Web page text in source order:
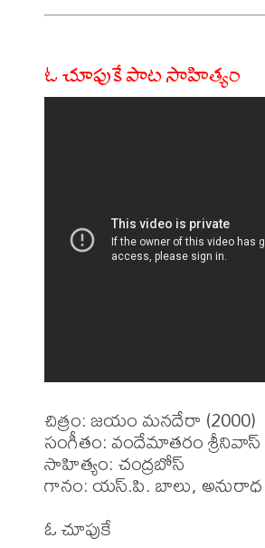
ఓ చూపుకే పాట సాహిత్యం
చిత్రం: జయం మనదేరా (2000)
సంగీతం: వందేమాతరం శ్రీనివాస్
సాహిత్యం: చంద్రబోస్
గానం: యస్.పి. బాలు, అనురాధ
ఓ చూపుకే